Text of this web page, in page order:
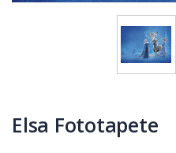
Elsa Fototapete